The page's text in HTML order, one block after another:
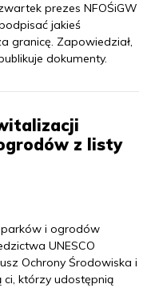
prezes NFOŚiGW
jakieś
granicę. Zapowiedział,
dokumenty.
z listy
i ogrodów
UNESCO
Ochrony Środowiska i
którzy udostępnią